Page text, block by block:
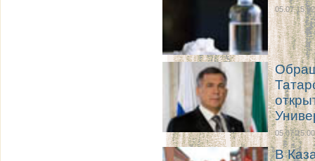
05.07 15:02
05.07 15:00
В